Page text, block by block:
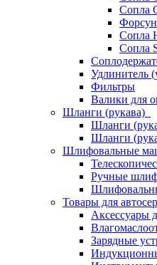
Сопла
Сопла
Сопла
Удлинитель
Фильтры
Валики для
Шланги (рукава)
Шланги
Шланги
Шлифовальные
Ручные
Товары для
Аксессуары
Зарядные